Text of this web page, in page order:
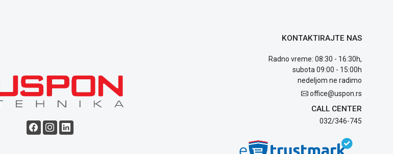
KONTAKTIRAJTE NAS
Radno vreme: 08:30 - 16:30h,
subota 09:00 - 15:00h
nedeljom ne radimo
office@uspon.rs
CALL CENTER
032/346-745